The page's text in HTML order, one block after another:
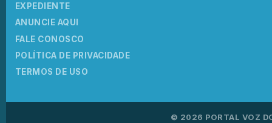
EXPEDIENTE
ANUNCIE AQUI
FALE CONOSCO
POLÍTICA DE PRIVACIDADE
TERMOS DE USO
© 2026 PORTAL VOZ